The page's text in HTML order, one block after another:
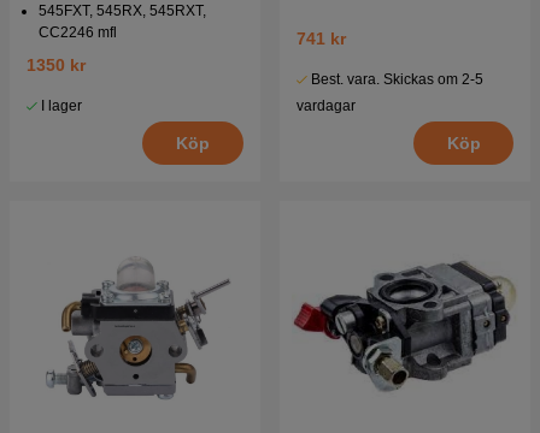
545FXT, 545RX, 545RXT,
CC2246 mfl
1350 kr
I lager
Köp
741 kr
Best. vara. Skickas om 2-5
vardagar
Köp